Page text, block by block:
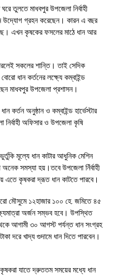
তুলতে মাধবপুর উপজেলা নির্বাহী
উদ্যোগ গ্রহন করেছেন। কারন এ বছর
এখন কৃষকের ফসলের মাঠে ধান আর
সকলের শান্তি। তাই সেদিক
ধান কর্তনের লক্ষ্যে কম্বাইন্ড
মাধবপুর উপজেলা প্রশাসন।
কর্তন অনুষ্ঠান ও কম্বাইন্ড হার্ভেস্টার
নির্বাহী অফিসার ও উপজেলা কৃষি
মূল্যে ধান কাটার আধুনিক মেশিন
সমস্যা হয়।তবে উপজেলা নিঁর্বাহী
এতে কৃষকরা দ্রূত ধান কাটতে পারবে।
মৌসুমে ১২হাজার ১০০ হে. জমিতে ৪৫
অর্জন সম্ভব হবে। উপস্থিত
আগামী ৩০ আগস্ট পর্যন্ত ধান সংগ্রহ
দরে খাদ্য গুদামে ধান দিতে পারবেন।
যাতে দ্রুততম সময়ের মধ্যে ধান